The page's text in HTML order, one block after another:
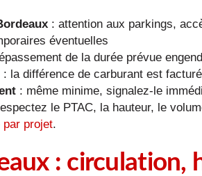
: attention aux parkings,
éventuelles
de la durée prévue
: la différence de carburant est
: même minime, signalez-le
le PTAC, la hauteur, le
par projet.
: circulation,